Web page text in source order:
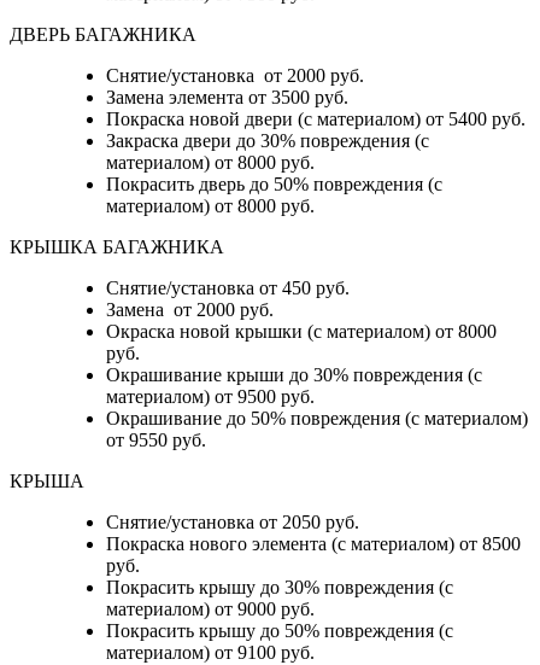
ДВЕРЬ БАГАЖНИКА
Снятие/установка от 2000 руб.
Замена элемента от 3500 руб.
Покраска новой двери (с материалом) от 5400 руб.
Закраска двери до 30% повреждения (с
материалом) от 8000 руб.
Покрасить дверь до 50% повреждения (с
материалом) от 8000 руб.
КРЫШКА БАГАЖНИКА
Снятие/установка от 450 руб.
Замена от 2000 руб.
Окраска новой крышки (с материалом) от 8000
руб.
Окрашивание крыши до 30% повреждения (с
материалом) от 9500 руб.
Окрашивание до 50% повреждения (с материалом)
от 9550 руб.
КРЫША
Снятие/установка от 2050 руб.
Покраска нового элемента (с материалом) от 8500
руб.
Покрасить крышу до 30% повреждения (с
материалом) от 9000 руб.
Покрасить крышу до 50% повреждения (с
материалом) от 9100 руб.